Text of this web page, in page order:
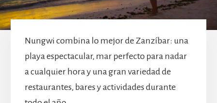
Nungwi combina lo mejor de Zanzíbar: una
playa espectacular, mar perfecto para nadar
a cualquier hora y una gran variedad de
restaurantes, bares y actividades durante